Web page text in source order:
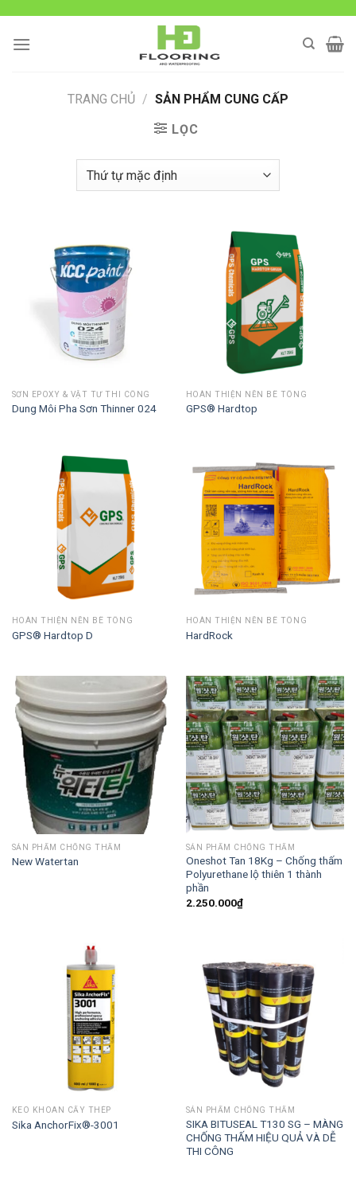
content
TRANG CHỦ / SẢN PHẨM CUNG CẤP
LỌC
SƠN EPOXY & VẬT TƯ THI CÔNG
Dung Môi Pha Sơn Thinner 024
HOÀN THIỆN NỀN BÊ TÔNG
GPS® Hardtop
HOÀN THIỆN NỀN BÊ TÔNG
GPS® Hardtop D
HOÀN THIỆN NỀN BÊ TÔNG
HardRock
SẢN PHẨM CHỐNG THẤM
New Watertan
SẢN PHẨM CHỐNG THẤM
Oneshot Tan 18Kg – Chống thấm
Polyurethane lộ thiên 1 thành
phần
2.250.000₫
KEO KHOAN CẤY THÉP
Sika AnchorFix®-3001
SẢN PHẨM CHỐNG THẤM
SIKA BITUSEAL T130 SG – MÀNG
CHỐNG THẤM HIỆU QUẢ VÀ DỄ
THI CÔNG